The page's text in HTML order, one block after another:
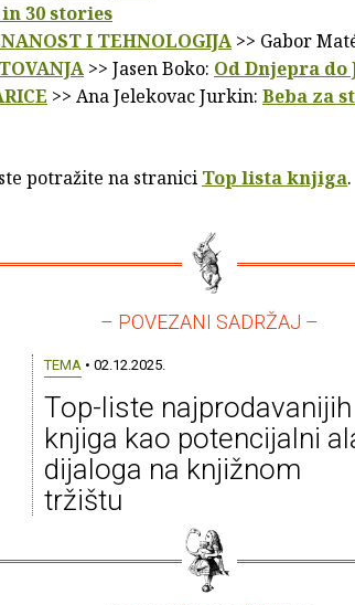
30 stories
I TEHNOLOGIJA >> Gabor
>> Jasen Boko: Od Dnjepra do
>> Ana Jelekovac Jurkin: Beba za
potražite na stranici Top lista knjiga.
– POVEZANI SADRŽAJ –
TEMA• 02.12.2025.
Top-liste najprodavanijih
knjiga kao potencijalni
dijaloga na knjižnom
tržištu